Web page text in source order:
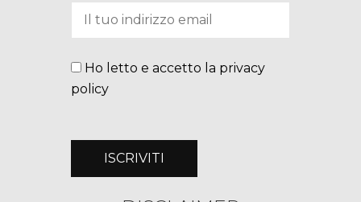
Ho letto e accetto la privacy
policy